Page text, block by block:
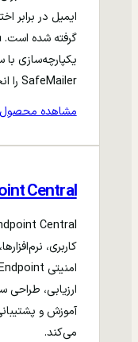
ایمیل در برابر
یکپارچه‌سازی با
SafeMailer را انجام می‌دهد.
مشاهده محصول
Central
کاربری،
ارزیابی، طراحی
می‌کند.